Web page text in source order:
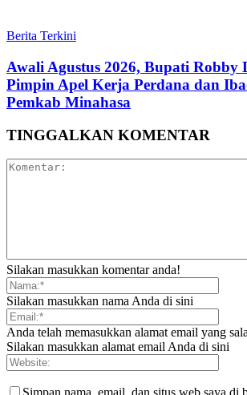
Berita Terkini
Awali Agustus 2026, Bupati Robby
Pimpin Apel Kerja Perdana dan
Pemkab Minahasa
TINGGALKAN KOMENTAR
Silakan masukkan komentar anda!
Silakan masukkan nama Anda di sini
Anda telah memasukkan alamat email yang
Silakan masukkan alamat email Anda di sini